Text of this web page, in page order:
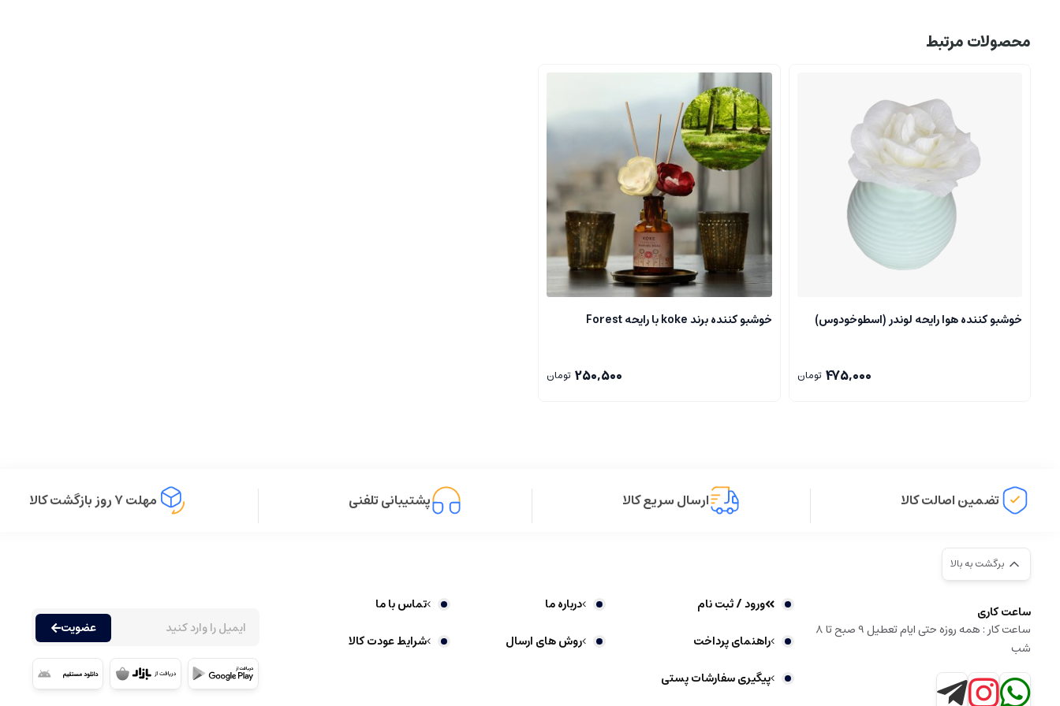
محصولات مرتبط
خوشبو کننده هوا رایحه لوندر (اسطوخودوس)
475,000 تومان
خوشبو کننده برند koke با رایحه Forest
250,500 تومان
تضمین اصالت کالا ارسال سریع کالا پشتیبانی تلفنی مهلت ۷ روز بازگشت کالا
برگشت به بالا
ساعت کاری
ساعت کار : همه روزه حتی ایام تعطیل 9 صبح تا 8
شب
ورود / ثبت نام درباره ما
تماس با ما
راهنمای پرداخت
روش های ارسال
شرایط عودت کالا
پیگیری سفارشات پستی
عضویت